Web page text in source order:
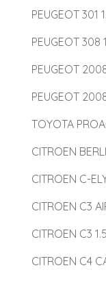
PEUGEOT 301
PEUGEOT 308
PEUGEOT
PEUGEOT
TOYOTA
CITROEN
CITROEN C-
CITROEN C3
CITROEN C3
CITROEN C4